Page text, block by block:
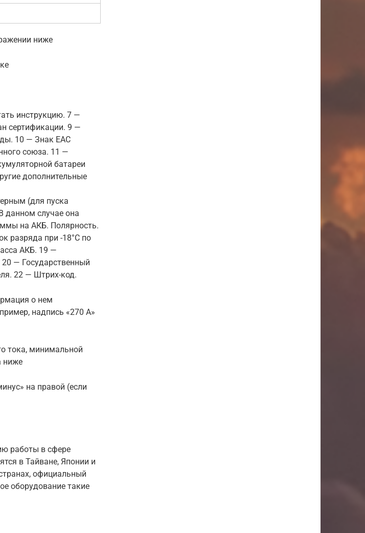
ниже
инструкцию. 7 —
сертификации. 9 —
10 — Знак EAC
союза. 11 —
батареи
дополнительные
(для пуска
данном случае она
на АКБ. Полярность.
разряда при -18°C по
АКБ. 19 —
20 — Государственный
22 — Штрих-код.
о нем
надпись «270 А»
тока, минимальной
ниже
на правой (если
работы в сфере
в Тайване, Японии и
официальный
оборудование такие